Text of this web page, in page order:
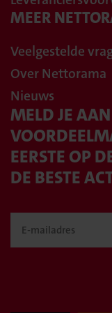
MEER
Veelgestelde
Over Nettorama
Nieuws
MELD JE
EERSTE OP
DE BESTE